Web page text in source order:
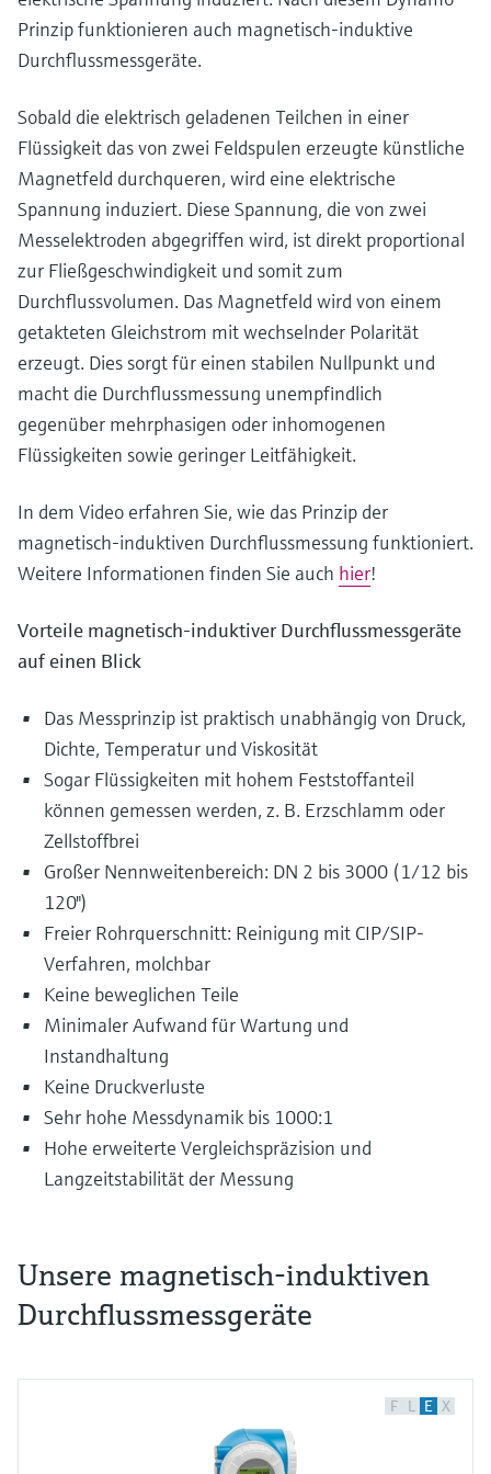
Device Viewer
Produktspezifische Informationen und
Ersatzteilsuche
Ersatzteile anhand von Produktwurzel,
Bestellcode oder Seriennummer finden
Füllstandsmessung
Füllstandsmessung Druck
Alle ansehen
Analysatoren für Härte, Eisen,
Aluminium & Chromat
Prozessphotometer
Mikrowellentransmission
Memosens-Technologie
Alle ansehen
Prinzip funktionieren auch magnetisch-induktive
Durchflussmessgeräte.
Sobald die elektrisch geladenen Teilchen in einer
Flüssigkeit das von zwei Feldspulen erzeugte künstliche
Magnetfeld durchqueren, wird eine elektrische
Spannung induziert. Diese Spannung, die von zwei
Messelektroden abgegriffen wird, ist direkt proportional
zur Fließgeschwindigkeit und somit zum
Durchflussvolumen. Das Magnetfeld wird von einem
getakteten Gleichstrom mit wechselnder Polarität
erzeugt. Dies sorgt für einen stabilen Nullpunkt und
macht die Durchflussmessung unempfindlich
gegenüber mehrphasigen oder inhomogenen
Flüssigkeiten sowie geringer Leitfähigkeit.
In dem Video erfahren Sie, wie das Prinzip der
magnetisch-induktiven Durchflussmessung funktioniert.
Weitere Informationen finden Sie auch hier!
Vorteile magnetisch-induktiver Durchflussmessgeräte
auf einen Blick
Das Messprinzip ist praktisch unabhängig von Druck,
Dichte, Temperatur und Viskosität
Sogar Flüssigkeiten mit hohem Feststoffanteil
können gemessen werden, z. B. Erzschlamm oder
Zellstoffbrei
Großer Nennweitenbereich: DN 2 bis 3000 (1/12 bis
120")
Freier Rohrquerschnitt: Reinigung mit CIP/SIP-
Verfahren, molchbar
Keine beweglichen Teile
Minimaler Aufwand für Wartung und
Instandhaltung
Keine Druckverluste
Sehr hohe Messdynamik bis 1000:1
Hohe erweiterte Vergleichspräzision und
Langzeitstabilität der Messung
Tagtäglich werden höchst unterschiedliche
und verteilt. Sie reichen von Trinkwasser und
Schlämmen, in denen Steine mitgeführt
Unsere magnetisch-induktiven
Durchflussmessgeräte
F L E X